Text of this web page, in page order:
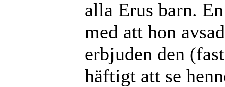
alla Erus barn.
med att hon
erbjuden den
häftigt att se